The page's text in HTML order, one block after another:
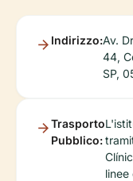
Indirizzo:Av.
44,
SP,
Trasporto
Pubblico:
linee